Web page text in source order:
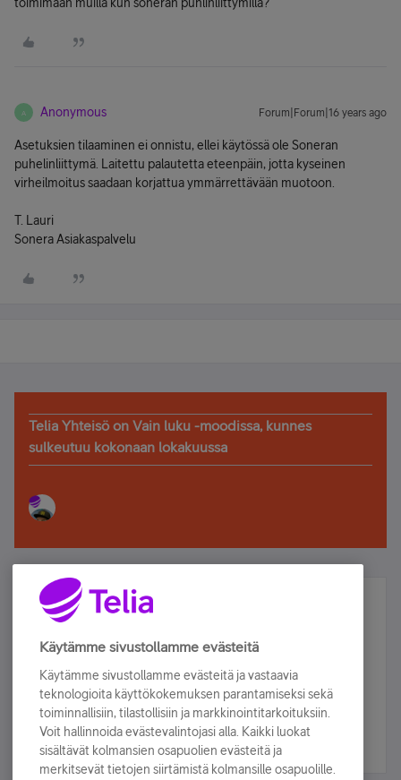
A Anonymous Forum|Forum|16 years ago
Asetuksien tilaaminen ei onnistu, ellei käytössä ole Soneran
puhelinliittymä. Laitettu palautetta eteenpäin, jotta kyseinen
virheilmoitus saadaan korjattua ymmärrettävään muotoon.
T. Lauri
Sonera Asiakaspalvelu
Telia Yhteisö on Vain luku -moodissa, kunnes
sulkeutuu kokonaan lokakuussa
Älä jää paitsi – osallistu ja voita!
Tilaa Telian uutiskirje ja olet mukana arvonnassa.
sähköpostiisi.
Tilaa nyt
Käytämme sivustollamme evästeitä
Käytämme sivustollamme evästeitä ja vastaavia
teknologioita käyttökokemuksen parantamiseksi sekä
toiminnallisiin, tilastollisiin ja markkinointitarkoituksiin.
Voit hallinnoida evästevalintojasi alla. Kaikki luokat
sisältävät kolmansien osapuolien evästeitä ja
merkitsevät tietojen siirtämistä kolmansille osapuolille.